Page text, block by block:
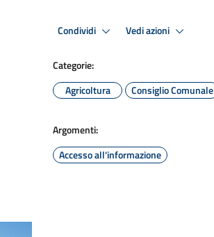
Condividi Vedi azioni
Categorie:
Agricoltura
Consiglio Comunale
Argomenti:
Accesso all'informazione